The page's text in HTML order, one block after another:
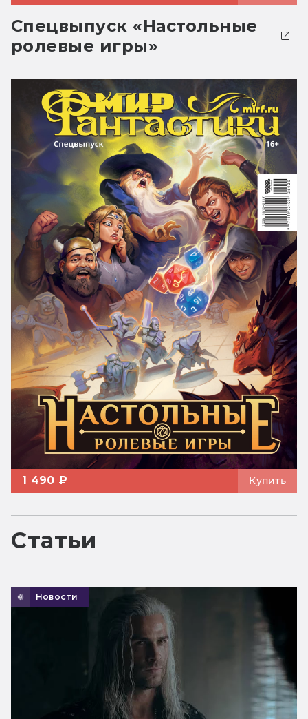
Спецвыпуск «Настольные
ролевые игры»
1 490 ₽ Купить
Статьи
Новости